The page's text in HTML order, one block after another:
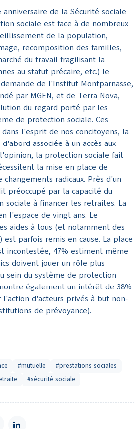
anniversaire de la Sécurité sociale
sociale est face à de nombreux
de la population,
recomposition des familles,
du travail fragilisant la
au statut précaire, etc.) le
demande de l'Institut Montparnasse,
par MGEN, et de Terra Nova,
du regard porté par les
de protection sociale. Ces
l'esprit de nos concitoyens, la
associée à un accès aux
la protection sociale fait
la mise en place de
radicaux. Près d'un
préoccupé par la capacité du
sociale à financer les retraites. La
l'espace de vingt ans. Le
aides à tous (et notamment des
parfois remis en cause. La place
incontestée, 47% estiment même
doivent jouer un rôle plus
sein du système de protection
également un intérêt de 38%
d'acteurs privés à but non-
de prévoyance).
#mutuelle
#prestations sociales
#sécurité sociale